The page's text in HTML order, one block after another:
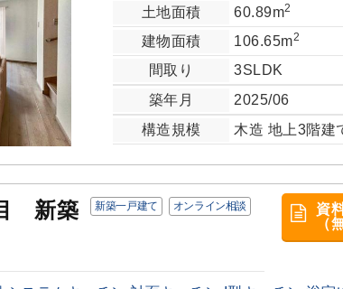
土地面積
60.89m2
建物面積 106.65m2
間取り
3SLDK
築年月
2025/06
構造規模
木造 地上3階建
新築
新築一戸建て オンライン相談
資
（